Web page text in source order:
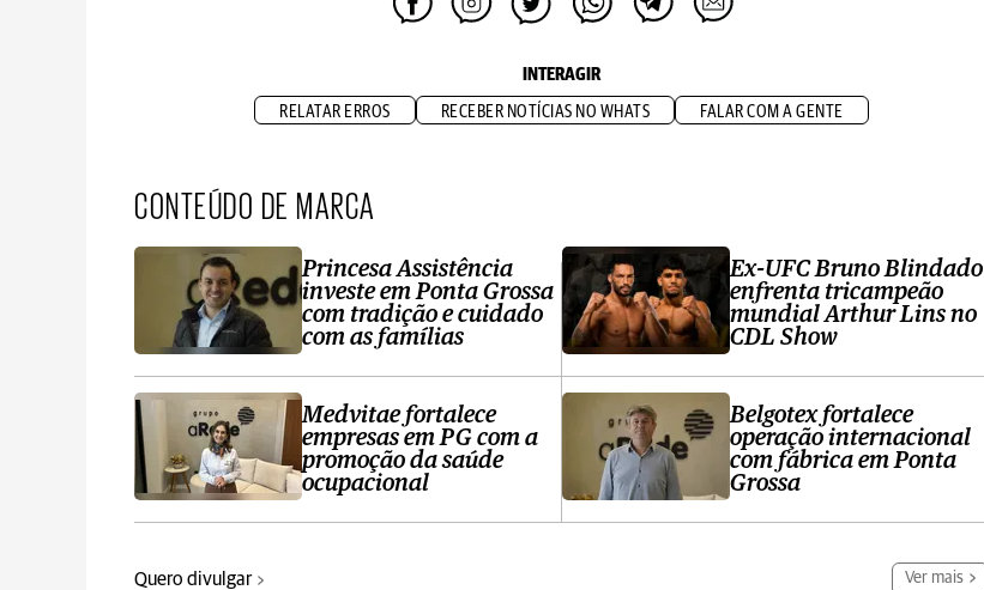
INTERAGIR
RELATAR ERROS RECEBER NOTÍCIAS NO WHATS FALAR COM A GENTE
CONTEÚDO DE MARCA
Princesa Assistência
investe em Ponta Grossa
com tradição e cuidado
com as famílias
Medvitae fortalece
empresas em PG com a
promoção da saúde
ocupacional
Ex-UFC Bruno Blindado
enfrenta tricampeão
mundial Arthur Lins no
CDL Show
Belgotex fortalece
operação internacional
com fábrica em Ponta
Grossa
Quero divulgar Ver mais